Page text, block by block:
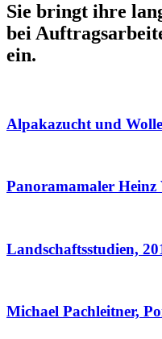
Sie bringt ihre
bei
ein.
Alpakazucht und
Panoramamaler
Landschaftsstudien,
Michael Pachleitner,